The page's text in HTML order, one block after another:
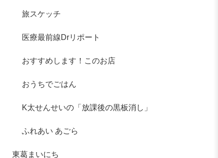
旅スケッチ
医療最前線Drリポート
おすすめします！このお店
おうちでごはん
K太せんせいの「放課後の黒板消し」
ふれあい あごら
東葛まいにち